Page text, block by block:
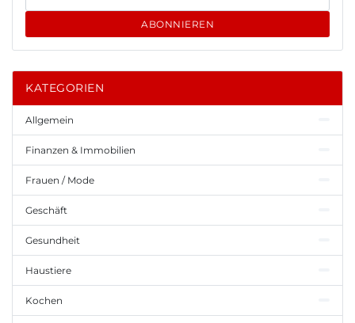
ABONNIEREN
KATEGORIEN
Allgemein
Finanzen & Immobilien
Frauen / Mode
Geschäft
Gesundheit
Haustiere
Kochen